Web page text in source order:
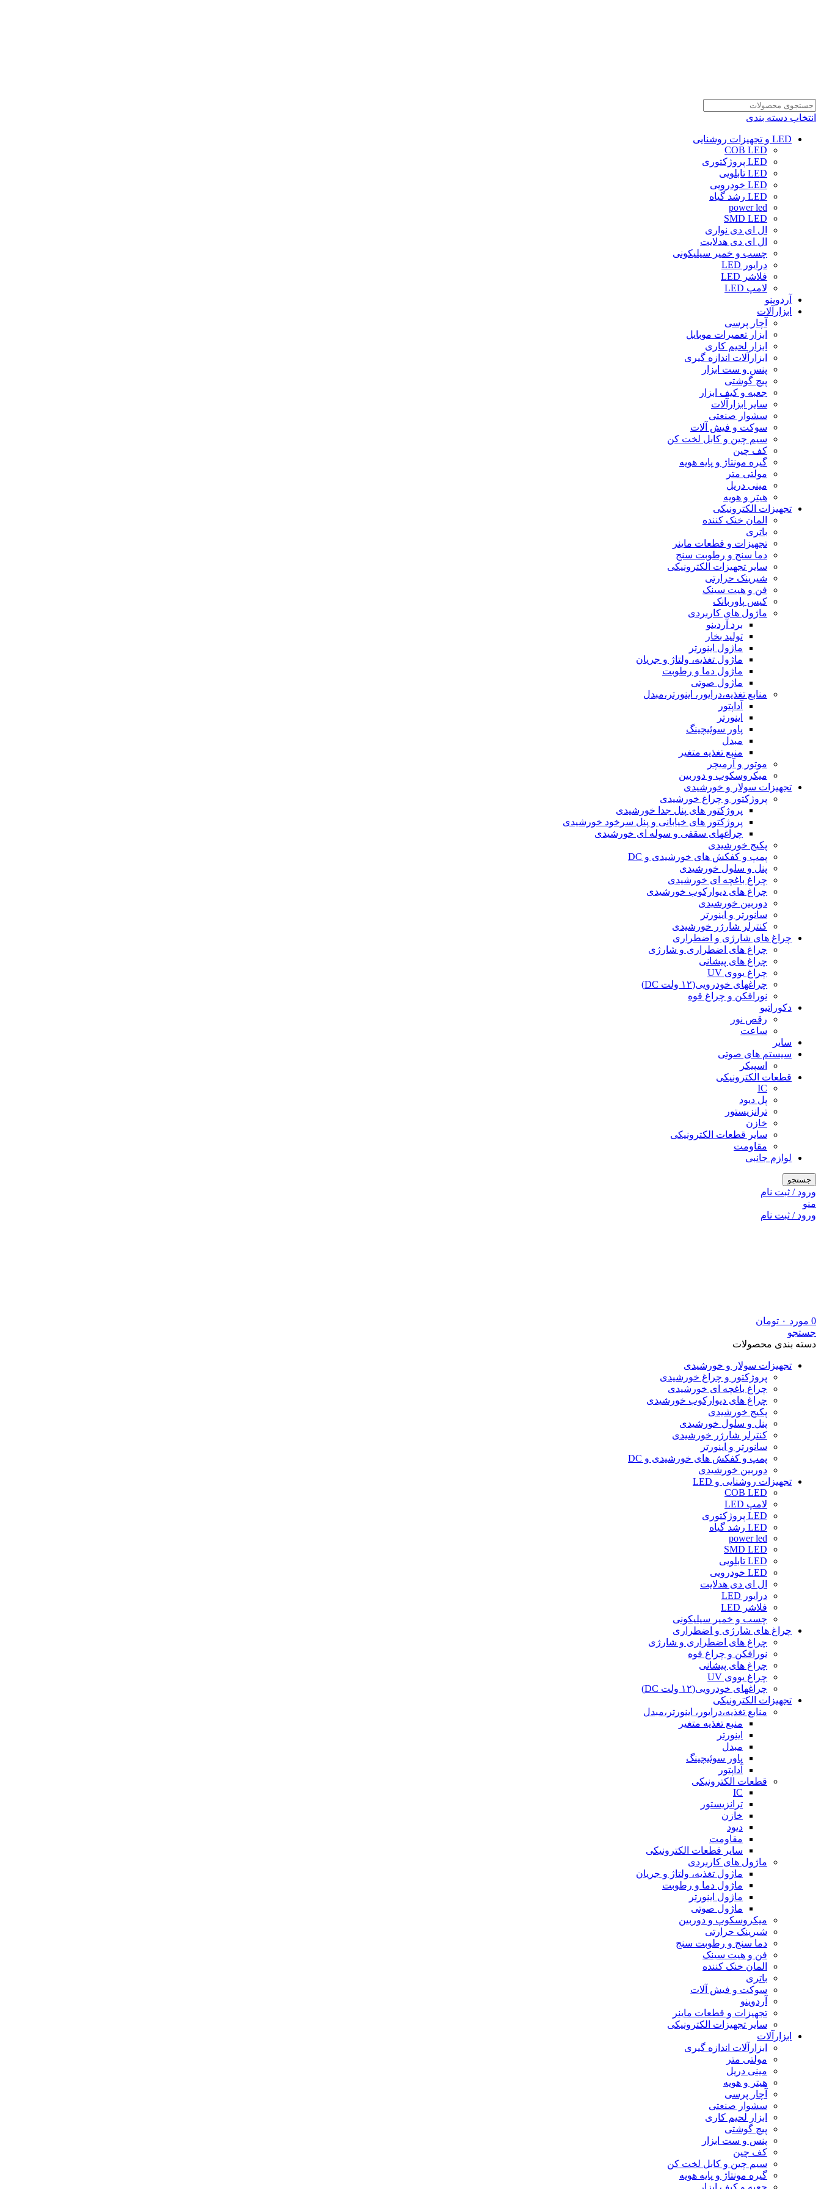
انتخاب دسته بندی
LED و تجهیزات روشنایی
COB LED
LED پروژکتوری
LED تابلویی
LED خودرویی
LED رشد گیاه
power led
SMD LED
ال ای دی نواری
ال ای دی هدلایت
چسب و خمیر سیلیکونی
درایور LED
فلاشر LED
لامپ LED
آردوینو
ابزارآلات
آچار پرسی
ابزار تعمیرات موبایل
ابزار لحیم کاری
ابزارآلات اندازه گیری
پنس و ست ابزار
پیچ گوشتی
جعبه و کیف ابزار
سایر ابزارآلات
سشوار صنعتی
سوکت و فیش آلات
سیم چین و کابل لخت کن
کف چین
گیره مونتاژ و پایه هویه
مولتی متر
مینی دریل
هیتر و هویه
تجهیزات الکترونیکی
المان خنک کننده
باتری
تجهیزات و قطعات ماینر
دما سنج و رطوبت سنج
سایر تجهیزات الکترونیکی
شیرینک حرارتی
فن و هیت سینک
کیس پاوربانک
ماژول های کاربردی
برد آردینو
تولید بخار
ماژول اینورتر
ماژول تغذیه، ولتاژ و جریان
ماژول دما و رطوبت
ماژول صوتی
منابع تغذیه،درایور، اینورتر،مبدل
آداپتور
اینورتر
پاور سوئیچینگ
مبدل
منبع تغذیه متغیر
موتور و آرمیچر
میکروسکوپ و دوربین
تجهیزات سولار و خورشیدی
پروژکتور و چراغ خورشیدی
پروژکتور های پنل جدا خورشیدی
پروژکتور های خیابانی و پنل سرخود خورشیدی
چراغهای سقفی و سوله ای خورشیدی
پکیج خورشیدی
پمپ و کفکش های خورشیدی و DC
پنل و سلول خورشیدی
چراغ باغچه ای خورشیدی
چراغ های دیوارکوب خورشیدی
دوربین خورشیدی
سانورتر و اینورتر
کنترلر شارژر خورشیدی
چراغ های شارژی و اضطراری
چراغ های اضطراری و شارژی
چراغ های پیشانی
چراغ یووی UV
چراغهای خودرویی(۱۲ ولت DC)
نورافکن و چراغ قوه
دکوراتیو
رقص نور
ساعت
سایر
سیستم های صوتی
اسپیکر
قطعات الکترونیکی
IC
پل دیود
ترانزیستور
خازن
سایر قطعات الکترونیکی
مقاومت
لوازم جانبی
جستجو
ورود / ثبت نام
منو
ورود / ثبت نام
0 مورد ۰ تومان
جستجو
دسته بندی محصولات
تجهیزات سولار و خورشیدی
پروژکتور و چراغ خورشیدی
چراغ باغچه ای خورشیدی
چراغ های دیوارکوب خورشیدی
پکیج خورشیدی
پنل و سلول خورشیدی
کنترلر شارژر خورشیدی
سانورتر و اینورتر
پمپ و کفکش های خورشیدی و DC
دوربین خورشیدی
تجهیزات روشنایی و LED
COB LED
لامپ LED
LED پروژکتوری
LED رشد گیاه
power led
SMD LED
LED تابلویی
LED خودرویی
ال ای دی هدلایت
درایور LED
فلاشر LED
چسب و خمیر سیلیکونی
چراغ های شارژی و اضطراری
چراغ های اضطراری و شارژی
نورافکن و چراغ قوه
چراغ های پیشانی
چراغ یووی UV
چراغهای خودرویی(۱۲ ولت DC)
تجهیزات الکترونیکی
منابع تغذیه،درایور، اینورتر،مبدل
منبع تغذیه متغیر
اینورتر
مبدل
پاور سوئیچینگ
آداپتور
قطعات الکترونیکی
IC
ترانزیستور
خازن
دیود
مقاومت
سایر قطعات الکترونیکی
ماژول های کاربردی
ماژول تغذیه، ولتاژ و جریان
ماژول دما و رطوبت
ماژول اینورتر
ماژول صوتی
میکروسکوپ و دوربین
شیرینک حرارتی
دما سنج و رطوبت سنج
فن و هیت سینک
المان خنک کننده
باتری
سوکت و فیش آلات
آردوینو
تجهیزات و قطعات ماینر
سایر تجهیزات الکترونیکی
ابزارآلات
ابزارآلات اندازه گیری
مولتی متر
مینی دریل
هیتر و هویه
آچار پرسی
سشوار صنعتی
ابزار لحیم کاری
پیچ گوشتی
پنس و ست ابزار
کف چین
سیم چین و کابل لخت کن
گیره مونتاژ و پایه هویه
جعبه و کیف ابزار